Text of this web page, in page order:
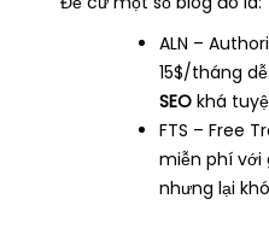
ALN –
15$/tháng
SEOkhá
FTS – Free
miễn phí với
nhưng lại